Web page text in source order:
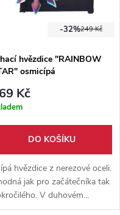
249 Kč
-32%
hvězdice "RAINBOW
osmicípá
Kč
DO KOŠÍKU
hvězdice z nerezové oceli.
jak pro začátečníka tak
V duhovém
Průměr 10 cm.